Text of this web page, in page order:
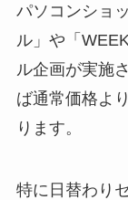
パソコンショ
ル」や「
ル企画が実施
ば通常価格よ
ります。
特に日替わり